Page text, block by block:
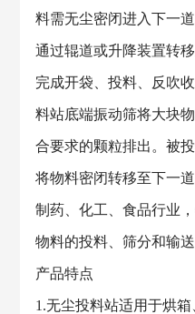
料需无尘密闭进入下一
通过辊道或升降装置转
完成开袋、投料、反吹
料站底端振动筛将大块
合要求的颗粒排出。被
将物料密闭转移至下一
制药、化工、食品行业
物料的投料、筛分和输送
产品特点
1.无尘投料站适用于烘